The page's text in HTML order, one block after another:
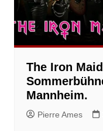
The Iron
Mannheim.
Pierre Ames